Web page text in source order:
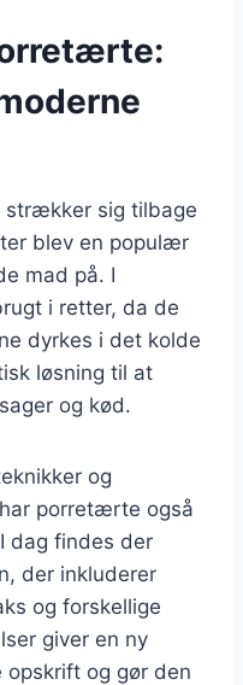
sig tilbage
blev en populær
mad på. I
i retter, da de
dyrkes i det kolde
løsning til at
og kød.
og
porretærte også
dag findes der
der inkluderer
og forskellige
giver en ny
opskrift og gør den